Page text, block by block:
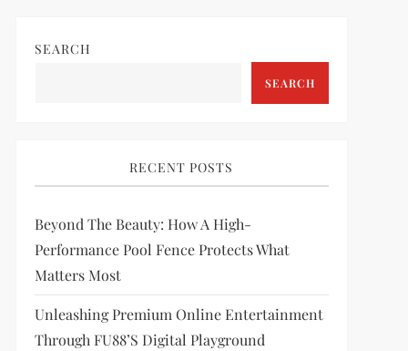
SEARCH
SEARCH
RECENT POSTS
Beyond The Beauty: How A High-
Performance Pool Fence Protects What
Matters Most
Unleashing Premium Online Entertainment
Through FU88’s Digital Playground